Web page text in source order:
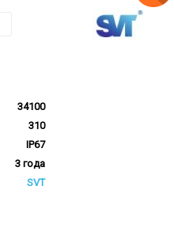
34100
310
IP67
3 года
SVT